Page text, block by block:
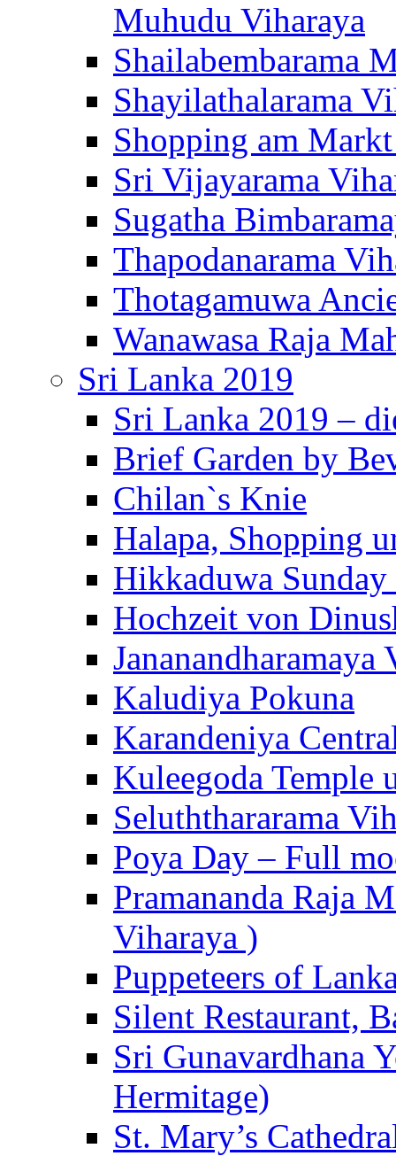
Muhudu Viharaya
Shailabembarama
Shayilathalarama
Shopping am
Sri Vijayarama
Sugatha
Thapodanarama
Thotagamuwa
Wanawasa Raja
Sri Lanka 2019
Sri Lanka 2019 –
Brief Garden by
Chilan`s Knie
Halapa, Shopping
Hikkaduwa
Hochzeit von
Jananandharamaya
Kaludiya Pokuna
Karandeniya
Kuleegoda Temple
Seluththararama
Poya Day – Full
Pramananda Raja
Viharaya )
Puppeteers of
Silent Restaurant,
Sri Gunavardhana
Hermitage)
St. Mary’s